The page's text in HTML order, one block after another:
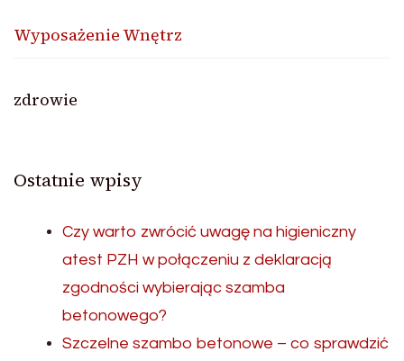
Wyposażenie Wnętrz
zdrowie
Ostatnie wpisy
Czy warto zwrócić uwagę na higieniczny
atest PZH w połączeniu z deklaracją
zgodności wybierając szamba
betonowego?
Szczelne szambo betonowe – co sprawdzić